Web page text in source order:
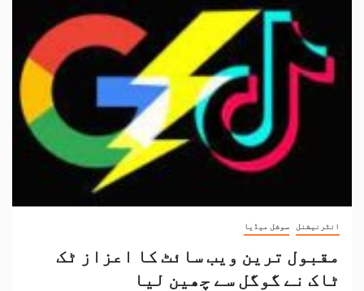
انٹرنیشنل سوشل میڈیا
مقبول ترین ویب سائٹ کا اعزاز ٹک
ٹاک نے گوگل سے چھین لیا